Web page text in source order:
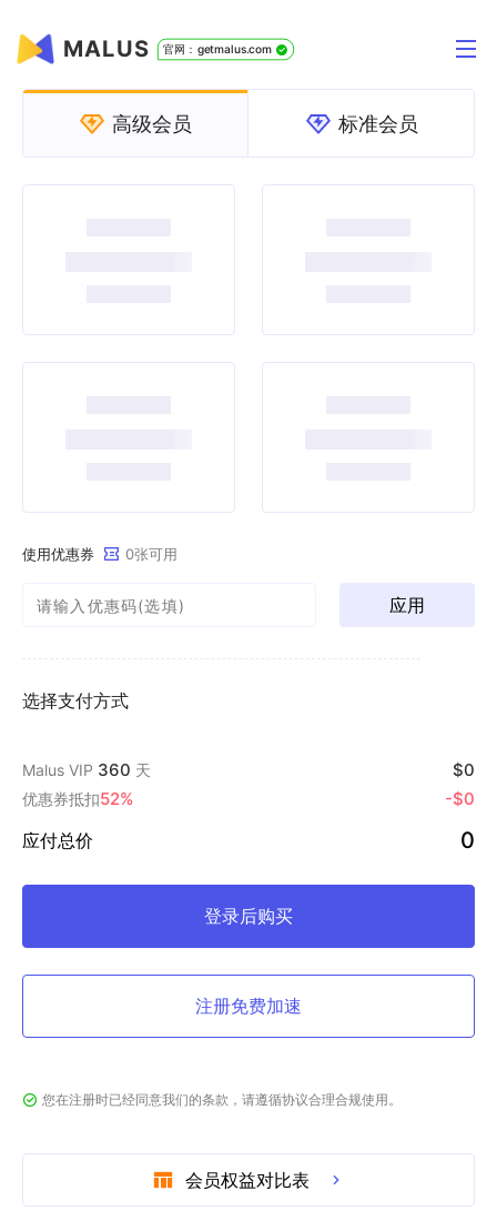
MALUS 官网：getmalus.com
高级会员 标准会员
使用优惠券 0张可用
应用
选择支付方式
Malus VIP 360 天 $0
优惠券抵扣52% -$0
应付总价 0
登录后购买
注册免费加速
您在注册时已经同意我们的条款，请遵循协议合理合规使用。
会员权益对比表